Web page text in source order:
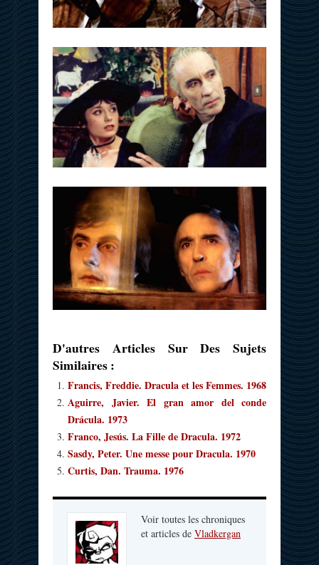
D'autres Articles Sur Des Sujets
Similaires :
Francis, Freddie. Dracula et les Femmes. 1968
Aguirre, Javier. El gran amor del conde
Drácula. 1973
Franco, Jesús. La Fille de Dracula. 1972
Sasdy, Peter. Une messe pour Dracula. 1970
Curtis, Dan. Trauma. 1976
Voir toutes les chroniques
et articles de Vladkergan